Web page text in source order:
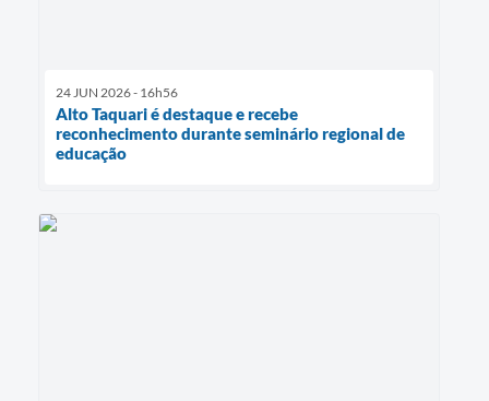
24 JUN 2026 - 16h56
Alto Taquari é destaque e recebe
reconhecimento durante seminário regional de
educação